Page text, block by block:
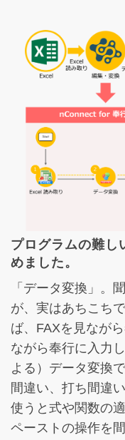
プログラムの難し
めました。
「データ変換」。
が、実はあちこち
ば、FAXを見なが
ながら奉行に入力
よる）データ変換
間違い、打ち間違
使うと式や関数の
ペーストの操作を